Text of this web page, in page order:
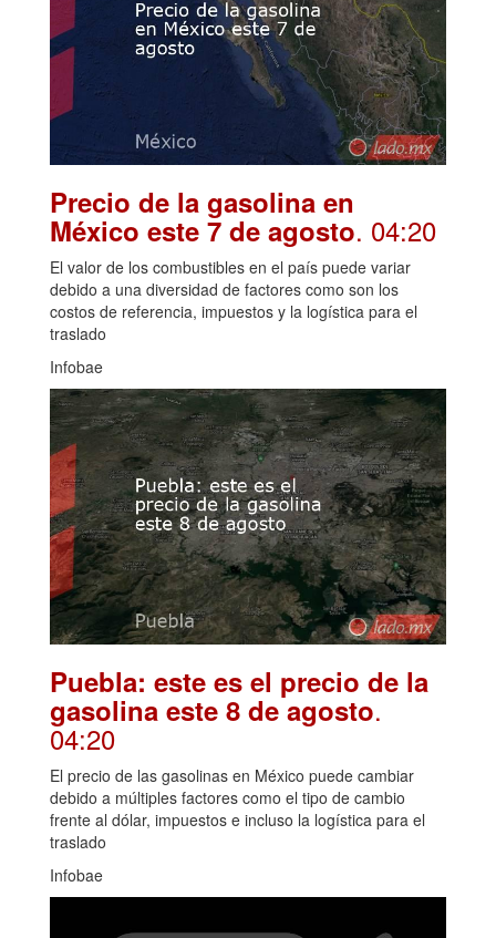
Precio de la gasolina en
México este 7 de agosto. 04:20
El valor de los combustibles en el país puede variar
debido a una diversidad de factores como son los
costos de referencia, impuestos y la logística para el
traslado
Infobae
Puebla: este es el precio de la
gasolina este 8 de agosto.
04:20
El precio de las gasolinas en México puede cambiar
debido a múltiples factores como el tipo de cambio
frente al dólar, impuestos e incluso la logística para el
traslado
Infobae